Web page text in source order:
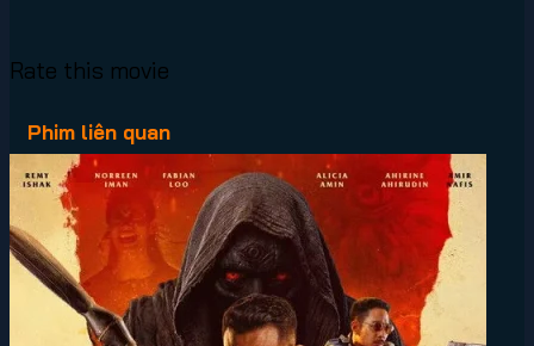
Rate this movie
Phim liên quan